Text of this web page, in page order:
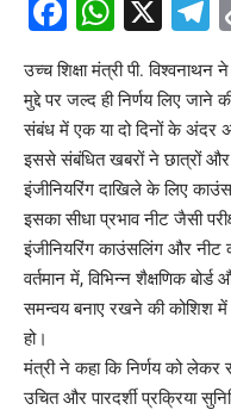
Facebook
X
उच्च शिक्षा मंत्री पी.
मुद्दे पर जल्द ही निर्णय लिए जाने
संबंध में एक या दो दिनों के अंदर
इससे संबंधित खबरों ने छात्रों और
इंजीनियरिंग दाखिले के लिए
इसका सीधा प्रभाव नीट जैसी
इंजीनियरिंग काउंसलिंग और
वर्तमान में, विभिन्न शैक्षणिक
समन्वय बनाए रखने की कोशिश में
हो।
मंत्री ने कहा कि निर्णय को लेकर
उचित और पारदर्शी प्रक्रिया